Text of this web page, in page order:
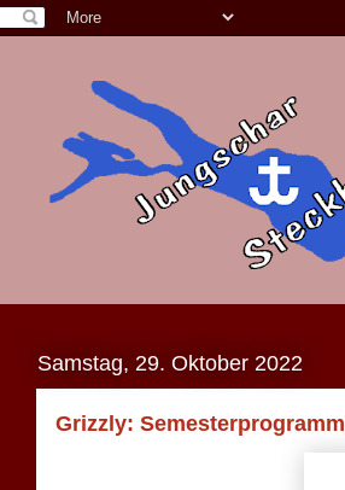
Samstag, 29. Oktober 2022
Grizzly: Semesterprogramm